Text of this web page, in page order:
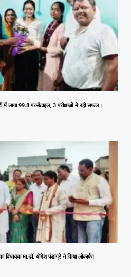
में लाया 99.8 परसेंटाइल, 3 परीक्षाओं में रही सफल।
विधायक मा.डॉ. योगेश पंडाग्रे ने किया लोकार्पण